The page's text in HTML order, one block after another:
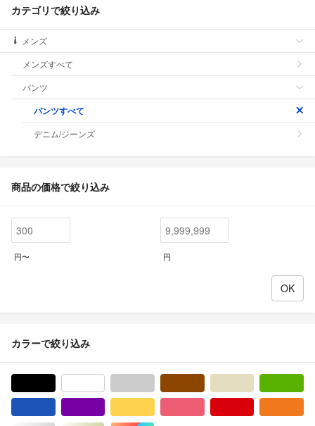
カテゴリで絞り込み
メンズ
メンズすべて
パンツ
パンツすべて
デニム/ジーンズ
商品の価格で絞り込み
円〜 円
カラーで絞り込み